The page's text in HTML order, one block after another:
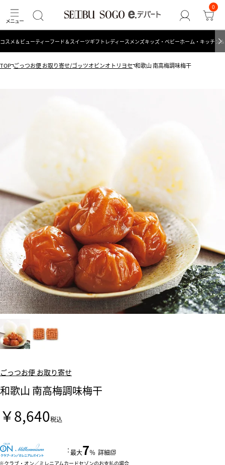
0
コスメ＆ビューティーフード＆スイーツギフト レディース メンズキッズ・ベビーホーム・キッチン
TOP ごっつお便 お取り寄せ/ゴッツオビンオトリヨセ 和歌山 南高梅調味梅干
ごっつお便 お取り寄せ
和歌山 南高梅調味梅干
￥8,640税込
：最大7％ 詳細
クラブ・オン／ミレニアムカードセゾンのお支払の場合